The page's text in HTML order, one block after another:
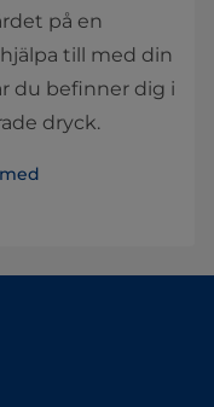
på en
till med din
du befinner dig i
dryck.